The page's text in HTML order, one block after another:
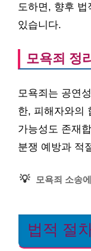
도하면, 향후
있습니다.
모욕죄 정리
모욕죄는 공연
한, 피해자와의
가능성도 존재
분쟁 예방과 적
💡 모욕죄 소송
법적 절